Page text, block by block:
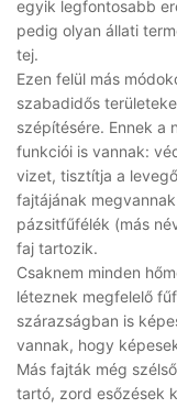
egyik legfontosabb
pedig olyan állati
tej.
Ezen felül más
szabadidős
szépítésére. Ennek a
funkciói is vannak:
vizet, tisztítja a
fajtájának
pázsitfűfélék (más
faj tartozik.
Csaknem minden
léteznek megfelelő
szárazságban is
vannak, hogy
Más fajták még
tartó, zord esőzések